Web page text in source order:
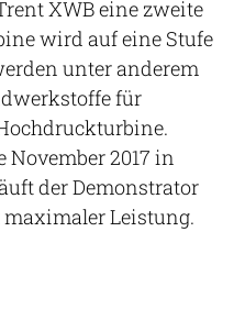
XWB eine zweite
wird auf eine Stufe
unter anderem
für
2017 in
der Demonstrator
Leistung.